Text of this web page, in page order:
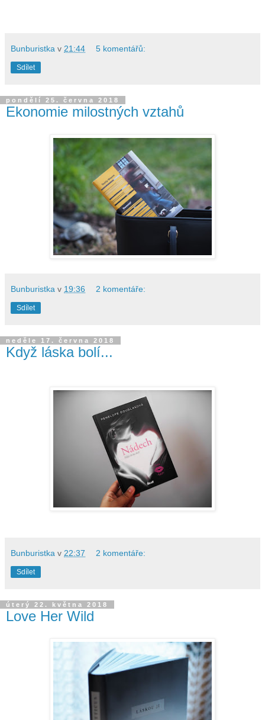
Bunburistka v 21:44 5 komentářů:
Sdílet
pondělí 25. června 2018
Ekonomie milostných vztahů
Bunburistka v 19:36 2 komentáře:
Sdílet
neděle 17. června 2018
Když láska bolí...
Bunburistka v 22:37 2 komentáře:
Sdílet
úterý 22. května 2018
Love Her Wild